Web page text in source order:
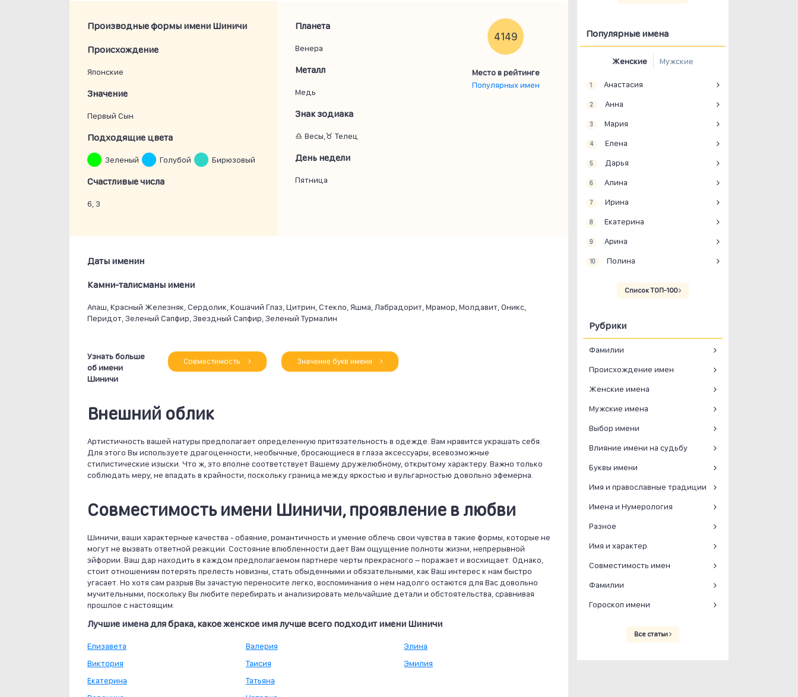
Производные формы имени Шиничи
Проиcхождение
Японские
Значение
Первый Сын
Подходящие цвета
Зеленый Голубой Бирюзовый
Счастливые числа
6, 3
Планета
Венера
Металл
Медь
Знак зодиака
♎ Весы,♉ Телец
День недели
Пятница
4149
Место в рейтинге
Популярных имен
Даты именин
Камни-талисманы имени
Апаш, Красный Железняк, Сердолик, Кошачий Глаз, Цитрин, Стекло, Яшма, Лабрадорит, Мрамор, Молдавит, Оникс,
Перидот, Зеленый Сапфир, Звездный Сапфир, Зеленый Турмалин
Узнать больше
об имени
Шиничи
Совместимость Значение букв имени
Внешний облик
Артистичность вашей натуры предполагает определенную притязательность в одежде. Вам нравится украшать себя.
Для этого Вы используете драгоценности, необычные, бросающиеся в глаза аксессуары, всевозможные
стилистические изыски. Что ж, это вполне соответствует Вашему дружелюбному, открытому характеру. Важно только
соблюдать меру, не впадать в крайности, поскольку граница между яркостью и вульгарностью довольно эфемерна.
Совместимость имени Шиничи, проявление в любви
Шиничи, ваши характерные качества - обаяние, романтичность и умение облечь свои чувства в такие формы, которые не
могут не вызвать ответной реакции. Состояние влюбленности дает Вам ощущение полноты жизни, непрерывной
эйфории. Ваш дар находить в каждом предполагаемом партнере черты прекрасного – поражает и восхищает. Однако,
стоит отношениям потерять прелесть новизны, стать обыденными и обязательными, как Ваш интерес к нам быстро
угасает. Но хотя сам разрыв Вы зачастую переносите легко, воспоминания о нем надолго остаются для Вас довольно
мучительными, поскольку Вы любите перебирать и анализировать мельчайшие детали и обстоятельства, сравнивая
прошлое с настоящим.
Лучшие имена для брака, какое женское имя лучше всего подходит имени Шиничи
Елизавета
Виктория
Екатерина
Валерия
Таисия
Татьяна
Элина
Эмилия
Популярные имена
Женские Мужские
1 Анастасия
2 Анна
3 Мария
4 Елена
5 Дарья
6 Алина
7 Ирина
8 Екатерина
9 Арина
10 Полина
Список ТОП-100
Рубрики
Фамилии
Происхождение имен
Женские имена
Мужские имена
Выбор имени
Влияние имени на судьбу
Буквы имени
Имя и православные традиции
Имена и Нумерология
Разное
Имя и характер
Совместимость имен
Фамилии
Гороскоп имени
Все статьи